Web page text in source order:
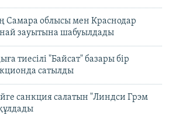
Самара облысы мен Краснодар
зауытына шабуылдады
тиесілі "Байсат" базары бір
сатылды
санкция салатын "Линдси Грэм